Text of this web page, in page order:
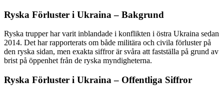
Ryska Förluster i Ukraina – Bakgrund
Ryska trupper har varit inblandade i konflikten i östra Ukraina sedan
2014. Det har rapporterats om både militära och civila förluster på
den ryska sidan, men exakta siffror är svåra att fastställa på grund av
brist på öppenhet från de ryska myndigheterna.
Ryska Förluster i Ukraina – Offentliga Siffror